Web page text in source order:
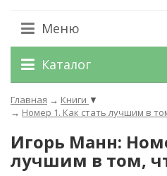
Меню
Каталог
Главная → Книги ▼
→ Номер 1. Как стать лучшим в
Игорь Манн:
лучшим в том,